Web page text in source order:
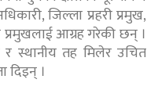
जिल्ला प्रहरी प्रमुख,
आग्रह गरेकी छन् ।
स्थानीय तह मिलेर उचित
दिइन् ।